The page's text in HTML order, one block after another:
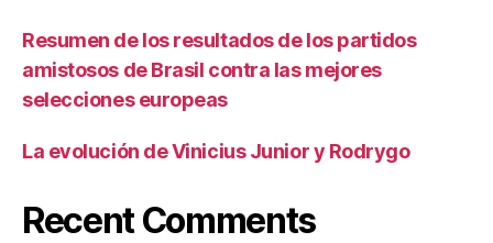
Resumen de los resultados de los partidos
amistosos de Brasil contra las mejores
selecciones europeas
La evolución de Vinicius Junior y Rodrygo
Recent Comments